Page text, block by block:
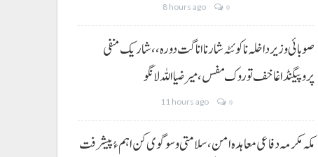
8 hours ago 0
صوبائی وزیر داخلہ نا کوئٹہ شار نا اناگت دورہ،، شاریک منفی
پروپیگنڈا غا خف توروک مفس، میر ضیا اللہ لانگو
11 hours ago 0
مکہ مکرمہ دفاعی معاہدہ امن، سلامتی و سوگوی کن اہم ءُ پیشرفت